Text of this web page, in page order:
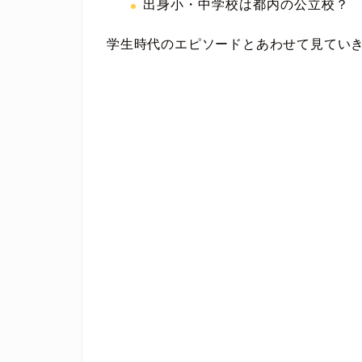
出身小・中学校は都内の公立校？
学生時代のエピソードとあわせて見てい